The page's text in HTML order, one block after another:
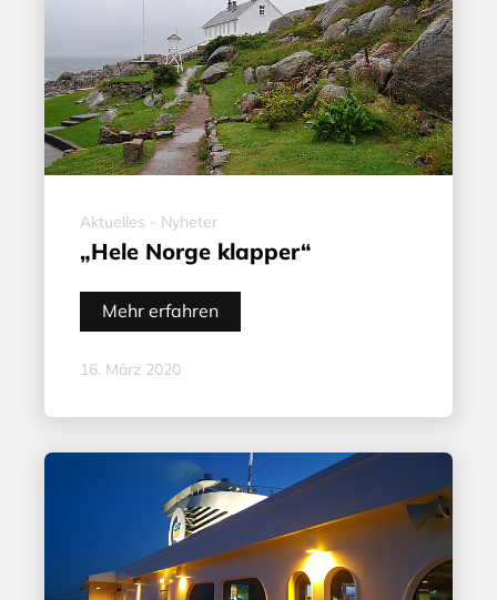
Aktuelles - Nyheter
„Hele Norge klapper“
Mehr erfahren
16. März 2020